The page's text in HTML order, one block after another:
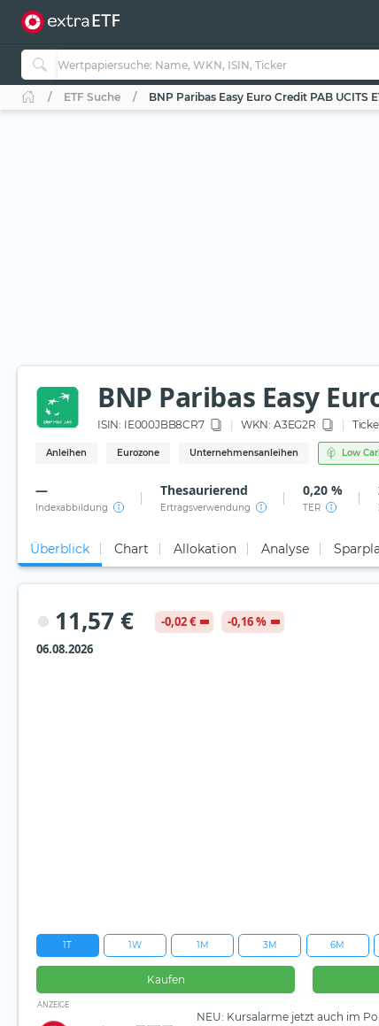
ETF Suche BNP Paribas Easy Euro Credit PAB UCITS
BNP Paribas Easy
ISIN: IE000JBB8CR7 WKN: A3EG2R
Anleihen Eurozone Unternehmensanleihen Low
—
Indexabbildung
Thesaurierend
Ertragsverwendung
0,20 %
TER
Überblick Chart Allokation Analyse
11,57 € -0,02 €
-0,16 %
06.08.2026
1T 1W 1M 3M 6M
Kaufen
ANZEIGE
NEU: Kursalarme jetzt auch im